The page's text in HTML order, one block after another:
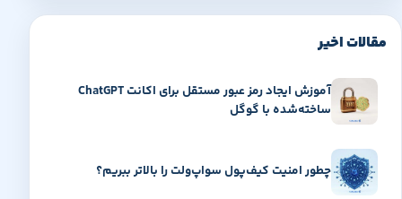
مقالات اخیر
آموزش ایجاد رمز عبور مستقل برای اکانت ChatGPT
ساخته‌شده با گوگل
چطور امنیت کیف‌پول سواپ‌ولت را بالاتر ببریم؟